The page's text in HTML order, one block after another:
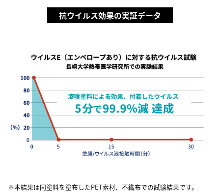
抗ウイルス効果の実証データ
※本結果は同塗料を塗布したPET素材、不織布での試験結果です。